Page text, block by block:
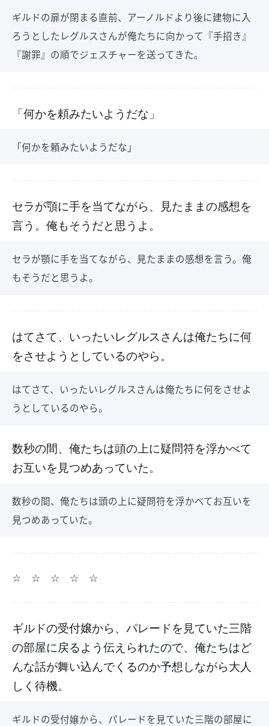
ギルドの扉が閉まる直前、アーノルドより後に建物に入
ろうとしたレグルスさんが俺たちに向かって『手招き』
『謝罪』の順でジェスチャーを送ってきた。
「何かを頼みたいようだな」
「何かを頼みたいようだな」
セラが顎に手を当てながら、見たままの感想を
言う。俺もそうだと思うよ。
セラが顎に手を当てながら、見たままの感想を言う。俺
もそうだと思うよ。
はてさて、いったいレグルスさんは俺たちに何
をさせようとしているのやら。
はてさて、いったいレグルスさんは俺たちに何をさせよ
うとしているのやら。
数秒の間、俺たちは頭の上に疑問符を浮かべて
お互いを見つめあっていた。
数秒の間、俺たちは頭の上に疑問符を浮かべてお互いを
見つめあっていた。
☆ ☆ ☆ ☆ ☆
ギルドの受付嬢から、パレードを見ていた三階
の部屋に戻るよう伝えられたので、俺たちはど
んな話が舞い込んでくるのか予想しながら大人
しく待機。
ギルドの受付嬢から、パレードを見ていた三階の部屋に